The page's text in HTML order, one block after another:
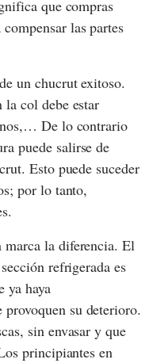
que compras
las partes
un chucrut exitoso.
la col debe estar
De lo contrario
puede salirse de
Esto puede suceder
por lo tanto,
la diferencia. El
refrigerada es
ya haya
su deterioro.
sin envasar y que
principiantes en